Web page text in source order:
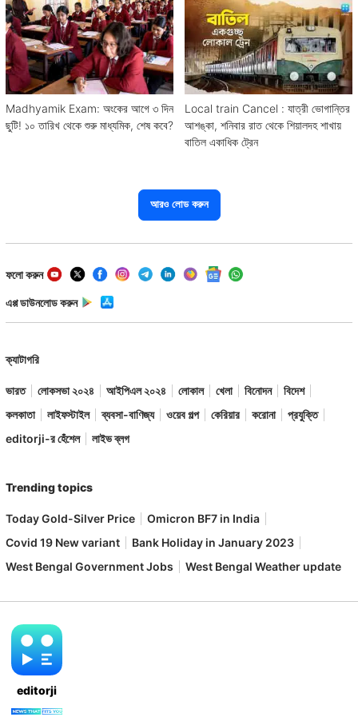
Madhyamik Exam: অংকের আগে ৩ দিন
ছুটি! ১০ তারিখ থেকে শুরু মাধ্যমিক, শেষ কবে?
Local train Cancel : যাত্রী ভোগান্তির
আশঙ্কা, শনিবার রাত থেকে শিয়ালদহ শাখায়
বাতিল একাধিক ট্রেন
আরও লোড করুন
ফলো করুন
এপ্প ডাউনলোড করুন
ক্যাটাগরি
ভারত লোকসভা ২০২৪ আইপিএল ২০২৪ লোকাল খেলা বিনোদন
বিদেশ
কলকাতা
লাইফস্টাইল ব্যবসা-বাণিজ্য ওয়েব গল্প কেরিয়ার করোনা
প্রযুক্তি
editorji-র হেঁশেল
লাইভ ব্লগ
Trending topics
Today Gold-Silver Price
Omicron BF7 in India
Covid 19 New variant
Bank Holiday in January 2023
West Bengal Government Jobs
West Bengal Weather update
editorji